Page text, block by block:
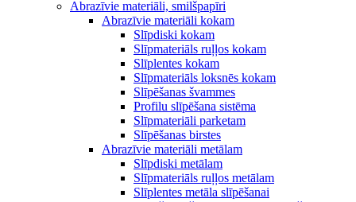
Abrazīvie materiāli, smilšpapīri
Abrazīvie materiāli kokam
Slīpdiski kokam
Slīpmateriāls ruļļos kokam
Slīplentes kokam
Slīpmateriāls loksnēs kokam
Slīpēšanas švammes
Profilu slīpēšana sistēma
Slīpmateriāli parketam
Slīpēšanas birstes
Abrazīvie materiāli metālam
Slīpdiski metālam
Slīpmateriāls ruļļos metālam
Slīplentes metāla slīpēšanai